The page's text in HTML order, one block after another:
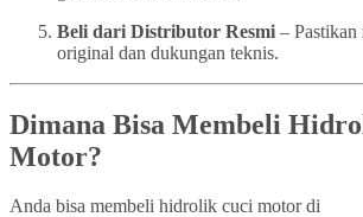
Beli dari Distributor Resmi – Pastikan
original dan dukungan teknis.
Dimana Bisa Membeli
Motor?
Anda bisa membeli hidrolik cuci motor di